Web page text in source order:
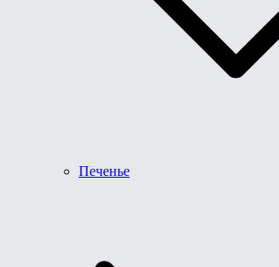
Печенье